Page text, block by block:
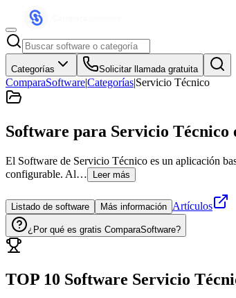
Categorías Solicitar llamada gratuita
ComparaSoftware|Categorías|Servicio Técnico
Software para Servicio Técnico
El Software de Servicio Técnico es un aplicación
configurable. Al…
Leer más
Listado de software Más información Artículos
¿Por qué es gratis ComparaSoftware?
TOP 10 Software Servicio